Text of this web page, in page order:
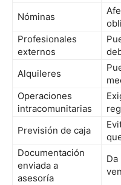
Nóminas
Profesionales
externos
Alquileres
Operaciones
intracomunitarias
Previsión de caja
Documentación
enviada a
asesoría